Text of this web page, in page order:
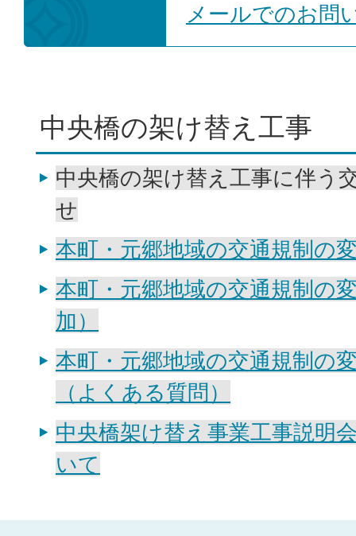
メールでのお問
中央橋の架け替え工事
中央橋の架け替え工事に伴う
せ
本町・元郷地域の交通規制の
本町・元郷地域の交通規制の
加）
本町・元郷地域の交通規制の
（よくある質問）
中央橋架け替え事業工事説明
いて